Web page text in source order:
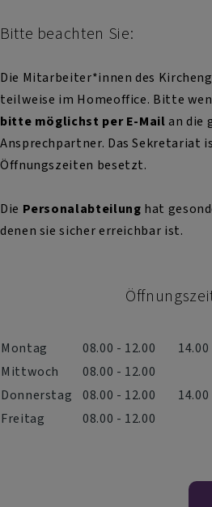
Bitte beachten Sie:
Die Mitarbeiter*innen des
teilweise im Homeoffice. Bitte
bitte möglichst per E-Mailan die
Ansprechpartner. Das Sekretariat
Öffnungszeiten besetzt.
Die Personalabteilung hat
denen sie sicher erreichbar ist.
Montag 08.00 - 12.00
Mittwoch
08.00 - 12.00
Donnerstag
08.00 - 12.00
Freitag
08.00 - 12.00